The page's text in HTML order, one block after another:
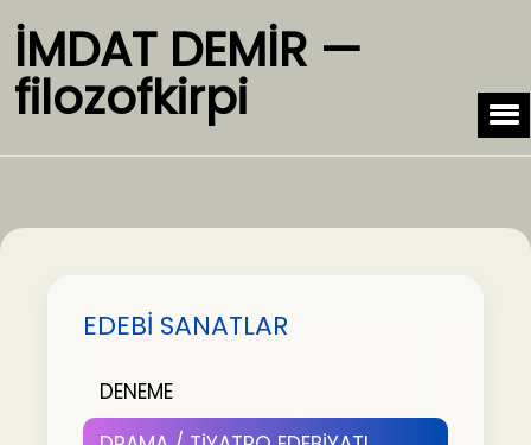
İMDAT DEMİR —
filozofkirpi
EDEBİ SANATLAR
DENEME